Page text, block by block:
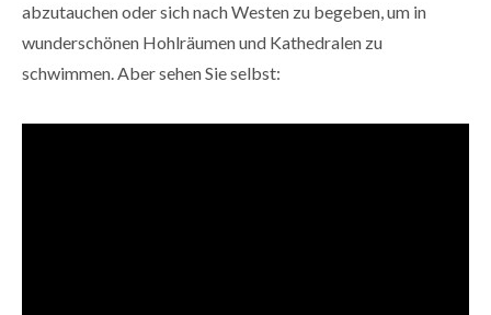
abzutauchen oder sich nach Westen zu begeben, um in
wunderschönen Hohlräumen und Kathedralen zu
schwimmen. Aber sehen Sie selbst: